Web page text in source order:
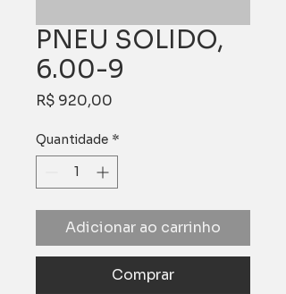
PNEU SOLIDO,
6.00-9
R$ 920,00
Quantidade *
Adicionar ao carrinho
Comprar